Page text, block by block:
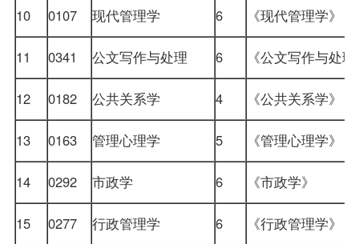
10
0107 现代管理学 6 《现代管理学》
11 0341 公文写作与处理 6 《公文写作与处
12 0182 公共关系学 4 《公共关系学》
13 0163 管理心理学 5 《管理心理学》
14 0292 市政学 6 《市政学》
15 0277 行政管理学 6 《行政管理学》